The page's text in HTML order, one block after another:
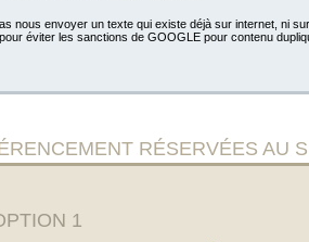
nous envoyer un texte qui existe déjà sur internet, ni
éviter les sanctions de GOOGLE pour contenu
RÉSERVÉES AU
1